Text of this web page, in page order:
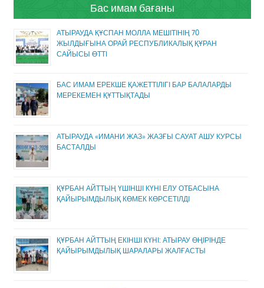
Бас имам бағаны
АТЫРАУДА ҚҰСПАН МОЛЛА МЕШІТІНІҢ 70
ЖЫЛДЫҒЫНА ОРАЙ РЕСПУБЛИКАЛЫҚ ҚҰРАН
САЙЫСЫ ӨТТІ
БАС ИМАМ ЕРЕКШЕ ҚАЖЕТТІЛІГІ БАР БАЛАЛАРДЫ
МЕРЕКЕМЕН ҚҰТТЫҚТАДЫ
АТЫРАУДА «ИМАНИ ЖАЗ» ЖАЗҒЫ САУАТ АШУ КУРСЫ
БАСТАЛДЫ
ҚҰРБАН АЙТТЫҢ ҮШІНШІ КҮНІ ЕЛУ ОТБАСЫНА
ҚАЙЫРЫМДЫЛЫҚ КӨМЕК КӨРСЕТІЛДІ
ҚҰРБАН АЙТТЫҢ ЕКІНШІ КҮНІ: АТЫРАУ ӨҢІРІНДЕ
ҚАЙЫРЫМДЫЛЫҚ ШАРАЛАРЫ ЖАЛҒАСТЫ